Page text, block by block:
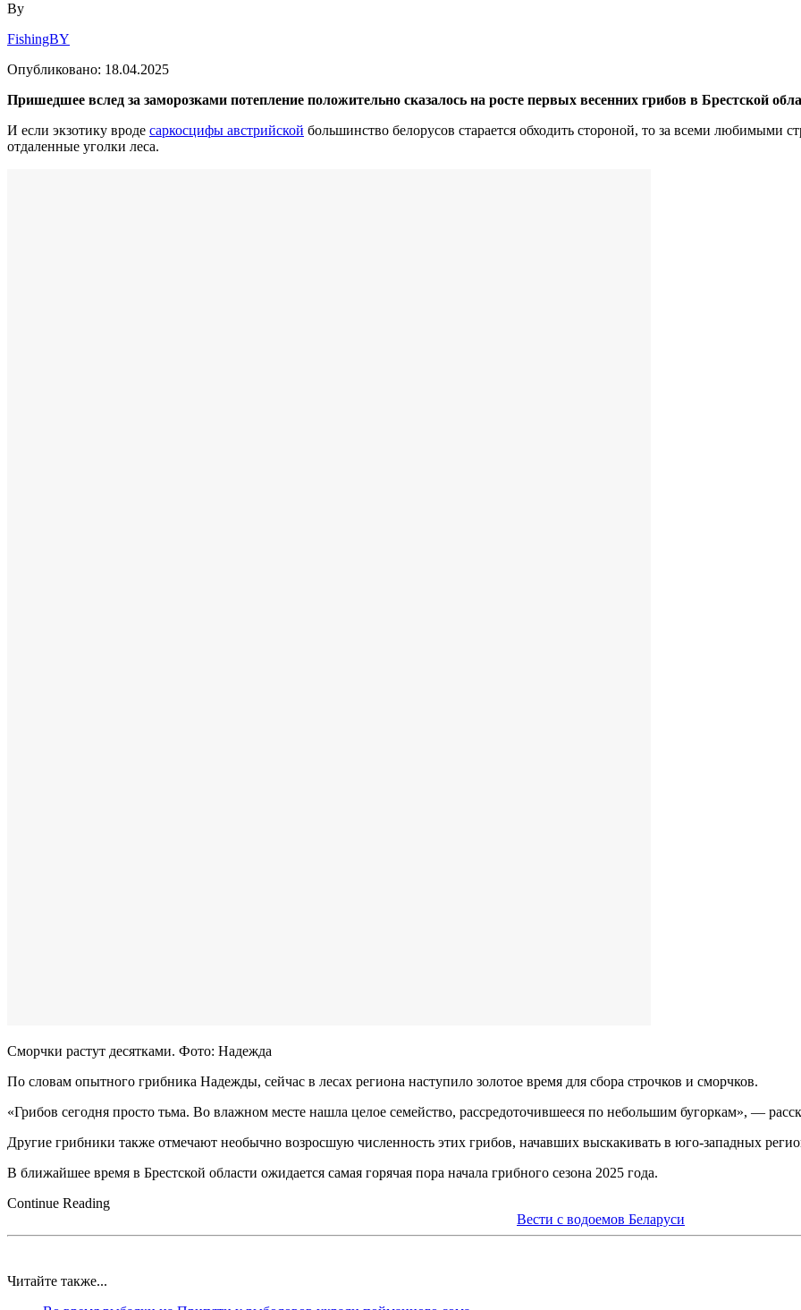
By
FishingBY
Опубликовано: 18.04.2025
Пришедшее вслед за заморозками потепление положительно сказалось на росте первых весенних грибов в Брестской
И если экзотику вроде саркосцифы австрийской большинство белорусов старается обходить стороной, то за всеми любимыми
отдаленные уголки леса.
Сморчки растут десятками. Фото: Надежда
По словам опытного грибника Надежды, сейчас в лесах региона наступило золотое время для сбора строчков и сморчков.
«Грибов сегодня просто тьма. Во влажном месте нашла целое семейство, рассредоточившееся по небольшим бугоркам», —
Другие грибники также отмечают необычно возросшую численность этих грибов, начавших выскакивать в юго-западных
В ближайшее время в Брестской области ожидается самая горячая пора начала грибного сезона 2025 года.
Continue Reading
Вести с водоемов Беларуси
Читайте также...